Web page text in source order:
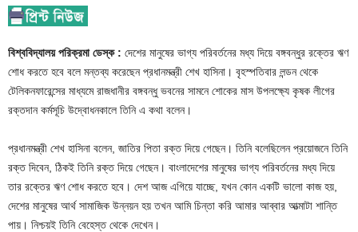
বিশ্ববিদ্যালয় পরিক্রমা ডেস্ক : দেশের মানুষের ভাগ্য পরিবর্তনের মধ্য দিয়ে বঙ্গবন্ধুর রক্তের ঋণ
শোধ করতে হবে বলে মন্তব্য করেছেন প্রধানমন্ত্রী শেখ হাসিনা। বৃহস্পতিবার লন্ডন থেকে
টেলিকনফারেন্সের মাধ্যমে রাজধানীর বঙ্গবন্ধু ভবনের সামনে শোকের মাস উপলক্ষ্যে কৃষক লীগের
রক্তদান কর্মসূচি উদ্বোধনকালে তিনি এ কথা বলেন।
প্রধানমন্ত্রী শেখ হাসিনা বলেন, জাতির পিতা রক্ত দিয়ে গেছেন। তিনি বলেছিলেন প্রয়োজনে তিনি
রক্ত দিবেন, ঠিকই তিনি রক্ত দিয়ে গেছেন। বাংলাদেশের মানুষের ভাগ্য পরিবর্তনের মধ্য দিয়ে
তার রক্তের ঋণ শোধ করতে হবে। দেশ আজ এগিয়ে যাচ্ছে, যখন কোন একটি ভালো কাজ হয়,
দেশের মানুষের আর্থ সামাজিক উন্নয়ন হয় তখন আমি চিন্তা করি আমার আব্বার আত্মাটা শান্তি
পায়। নিশ্চয়ই তিনি বেহেস্ত থেকে দেখেন।